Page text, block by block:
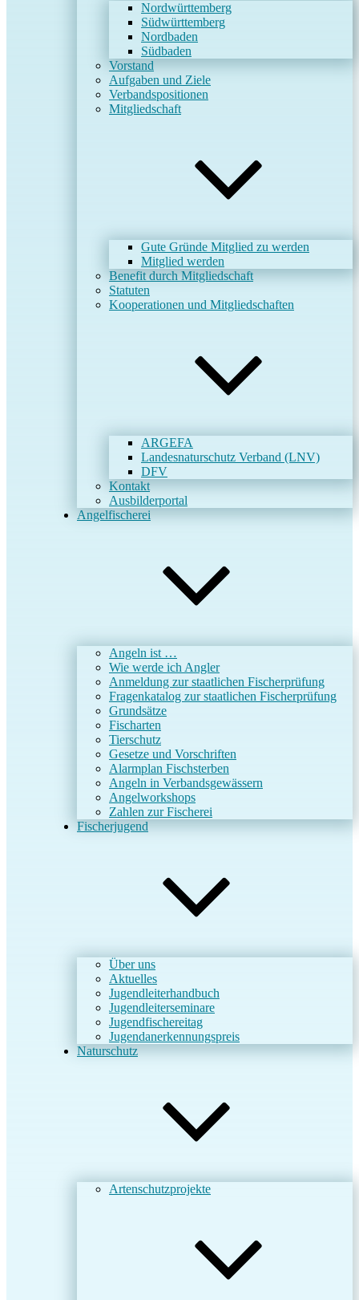
Nordwürttemberg
Südwürttemberg
Nordbaden
Südbaden
Vorstand
Aufgaben und Ziele
Verbandspositionen
Mitgliedschaft
Gute Gründe Mitglied zu werden
Mitglied werden
Benefit durch Mitgliedschaft
Statuten
Kooperationen und Mitgliedschaften
ARGEFA
Landesnaturschutz Verband (LNV)
DFV
Kontakt
Ausbilderportal
Angelfischerei
Angeln ist …
Wie werde ich Angler
Anmeldung zur staatlichen Fischerprüfung
Fragenkatalog zur staatlichen Fischerprüfung
Grundsätze
Fischarten
Tierschutz
Gesetze und Vorschriften
Alarmplan Fischsterben
Angeln in Verbandsgewässern
Angelworkshops
Zahlen zur Fischerei
Fischerjugend
Über uns
Aktuelles
Jugendleiterhandbuch
Jugendleiterseminare
Jugendfischereitag
Jugendanerkennungspreis
Naturschutz
Artenschutzprojekte